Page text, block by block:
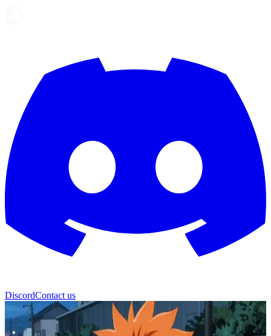
DiscordContact us